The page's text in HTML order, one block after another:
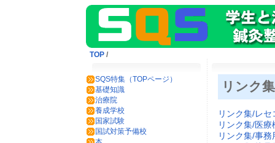
TOP /
SQS特集（TOPページ）
基礎知識
治療院
養成学校
国家試験
国試対策予備校
リンク
リンク集/レセ
リンク集/医療
リンク集/事務